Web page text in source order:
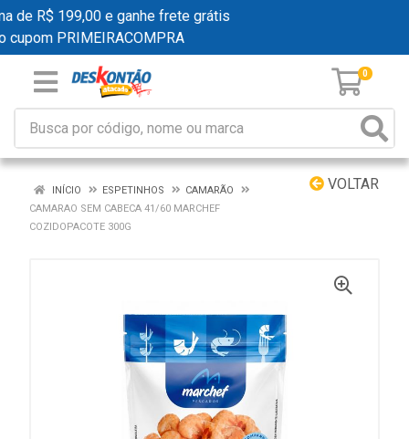
de R$ 199,00 e ganhe frete grátis
PRIMEIRACOMPRA
0
VOLTAR
INÍCIO ESPETINHOS
CAMARÃO
CAMARAO SEM CABECA 41/60 MARCHEF
COZIDOPACOTE 300G